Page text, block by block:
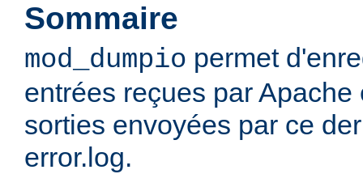
Sommaire
mod_dumpio permet
entrées reçues par Apache
sorties envoyées par ce
error.log.